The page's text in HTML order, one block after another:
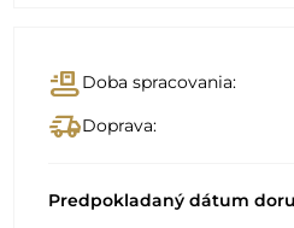
conveyor_beltDoba spracovania:
delivery_truck_speedDoprava:
Predpokladaný dátum